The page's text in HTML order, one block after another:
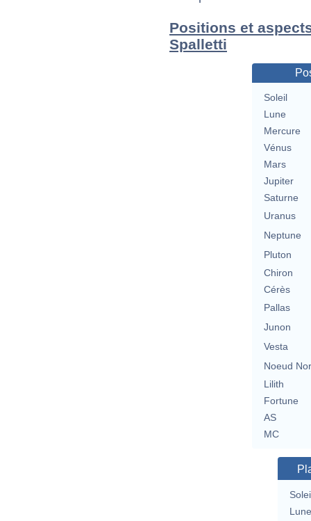
Positions et
Spalletti
Soleil
Lune
Mercure
Vénus
Mars
Jupiter
Saturne
Uranus
Neptune
Pluton
Chiron
Cérès
Pallas
Junon
Vesta
Noeud
Lilith
Fortune
AS
MC
Lune